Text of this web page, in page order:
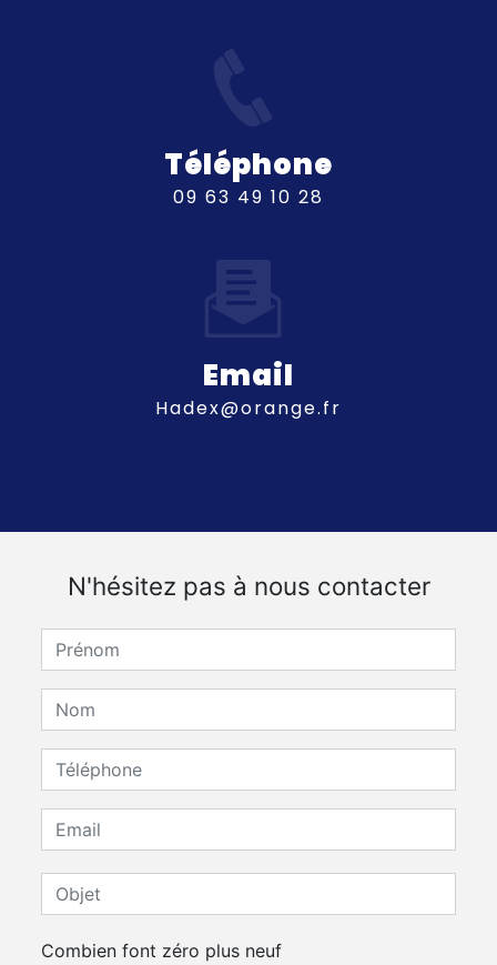
Téléphone
09 63 49 10 28
Email
hadex@orange.fr
N'hésitez pas à nous contacter
Combien font zéro plus neuf